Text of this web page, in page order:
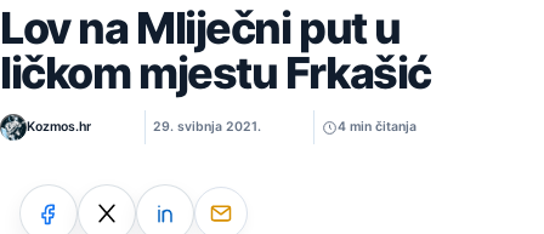
Lov na Mliječni put u
ličkom mjestu Frkašić
Kozmos.hr 29. svibnja 2021. 4 min čitanja